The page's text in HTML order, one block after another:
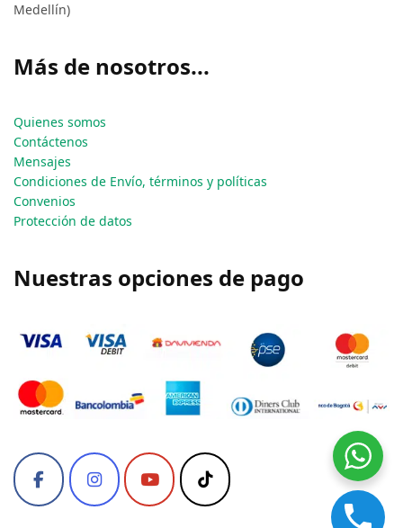
Medellín)
Más de nosotros...
Quienes somos
Contáctenos
Mensajes
Condiciones de Envío, términos y políticas
Convenios
Protección de datos
Nuestras opciones de pago